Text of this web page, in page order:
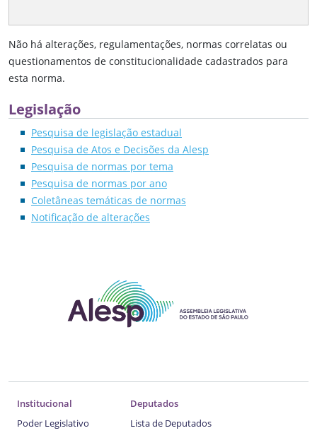
Não há alterações, regulamentações, normas correlatas ou
questionamentos de constitucionalidade cadastrados para
esta norma.
Legislação
Pesquisa de legislação estadual
Pesquisa de Atos e Decisões da Alesp
Pesquisa de normas por tema
Pesquisa de normas por ano
Coletâneas temáticas de normas
Notificação de alterações
Institucional
Poder Legislativo
Deputados
Lista de Deputados